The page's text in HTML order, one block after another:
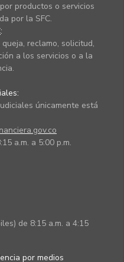
productos o servicios
por la SFC.
:
reclamo, solicitud,
a los servicios o a la
únicamente está
a.m. a 5:00 p.m.
de 8:15 a.m. a 4:15
por medios